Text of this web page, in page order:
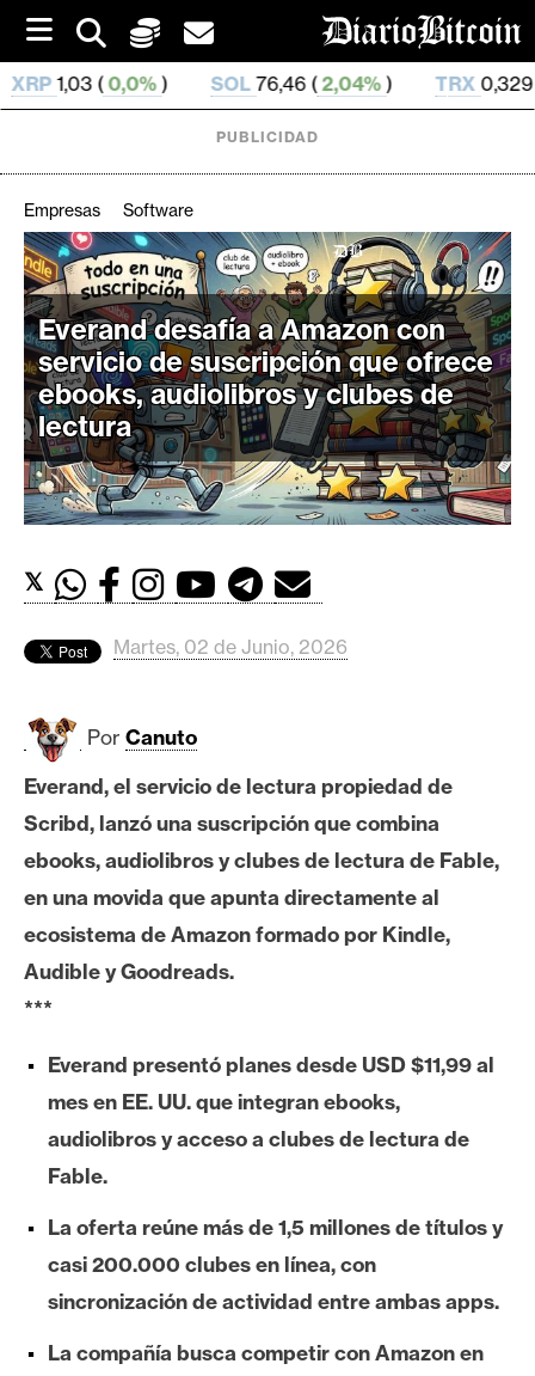
i
t
o
) SOL76,46 (2,04%) TRX0,329 212 ( 0,05%)
C
r
i
p
t
o
M
e
r
d
s
B
t
c
o
i
n
h
e
r
e
u
m
I
PUBLICIDAD
Empresas Software
Everand desafía a Amazon con
servicio de suscripción que ofrece
ebooks, audiolibros y clubes de
lectura
𝕏
Martes, 02 de Junio, 2026
Por Canuto
Everand, el servicio de lectura propiedad de
Scribd, lanzó una suscripción que combina
ebooks, audiolibros y clubes de lectura de Fable,
en una movida que apunta directamente al
ecosistema de Amazon formado por Kindle,
Audible y Goodreads.
***
Everand presentó planes desde USD $11,99 al
mes en EE. UU. que integran ebooks,
audiolibros y acceso a clubes de lectura de
Fable.
La oferta reúne más de 1,5 millones de títulos y
casi 200.000 clubes en línea, con
sincronización de actividad entre ambas apps.
La compañía busca competir con Amazon en